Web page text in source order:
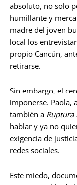
absoluto, no solo
humillante y
madre del joven
local los
propio Cancún,
retirarse.
Sin embargo, el
imponerse. Paola,
también a Ruptura
hablar y ya no
exigencia de
redes sociales.
Este miedo,